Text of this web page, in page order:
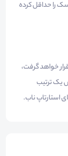
را حداقل کرده
خواهد گرفت،
یک ترتیب
استارتاپ ناب.